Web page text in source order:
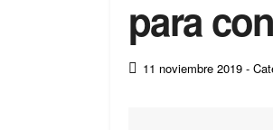
para
11 noviembre 2019 -